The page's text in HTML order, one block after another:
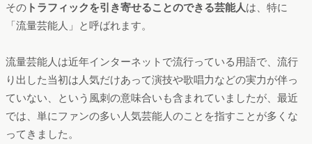
その トラフィックを引き寄せることのできる芸能人は、特に
「流量芸能人」と呼ばれます。
流量芸能人は近年インターネットで流行っている用語で、流行
り出した当初は人気だけあって演技や歌唱力などの実力が伴っ
ていない、という風刺の意味合いも含まれていましたが、最近
では、単にファンの多い人気芸能人のことを指すことが多くな
ってきました。